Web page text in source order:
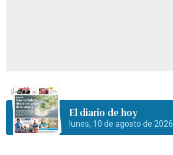
El diario de hoy
lunes, 10 de agosto de 2026